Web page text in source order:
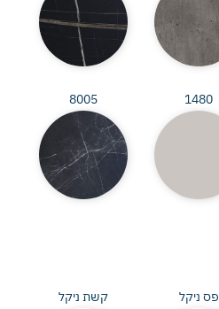
1480
8005
פס ניקל קשת ניקל